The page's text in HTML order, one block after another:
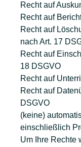
Recht auf
Recht auf
Recht auf
nach Art. 17
Recht auf
18 DSGVO
Recht auf
Recht auf
DSGVO
(keine)
einschließlich
Um Ihre Rechte